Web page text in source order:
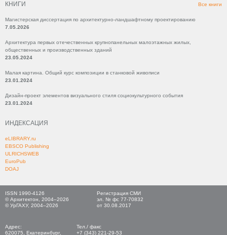
КНИГИ Все книги
Магистерская диссертация по архитектурно-ландшафтному проектированию
7.05.2026
Архитектура первых отечественных крупнопанельных малоэтажных жилых,
общественных и производственных зданий
23.05.2024
Малая картина. Общий курс композиции в станковой живописи
23.01.2024
Дизайн-проект элементов визуального стиля социокультурного события
23.01.2024
ИНДЕКСАЦИЯ
eLIBRARY.ru
EBSCO Publishing
ULRICHSWEB
EuroPub
DOAJ
ISSN 1990-4126
© Архитектон, 2004–2026
© УрГАХУ, 2004–2026
Регистрация СМИ
эл. № фс 77-70832
от 30.08.2017
Адрес:
620075, Екатеринбург,
Тел./ факс
+7 (343) 221-29-53